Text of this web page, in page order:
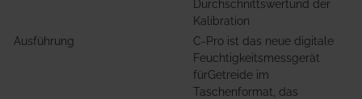
Durchschnittswertund der
Kalibration
Ausführung
C-Pro ist das neue digitale
Feuchtigkeitsmessgerät
fürGetreide im
Taschenformat, das